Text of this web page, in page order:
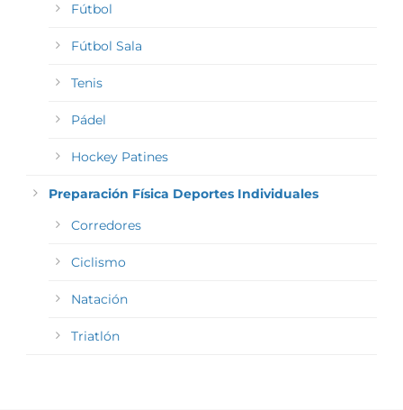
Fútbol
Fútbol Sala
Tenis
Pádel
Hockey Patines
Preparación Física Deportes Individuales
Corredores
Ciclismo
Natación
Triatlón